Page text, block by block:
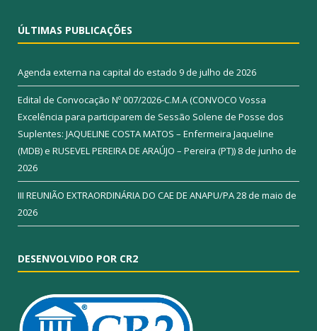
ÚLTIMAS PUBLICAÇÕES
Agenda externa na capital do estado 9 de julho de 2026
Edital de Convocação Nº 007/2026-C.M.A (CONVOCO Vossa
Excelência para participarem de Sessão Solene de Posse dos
Suplentes: JAQUELINE COSTA MATOS – Enfermeira Jaqueline
(MDB) e RUSEVEL PEREIRA DE ARAÚJO – Pereira (PT)) 8 de junho de
2026
III REUNIÃO EXTRAORDINÁRIA DO CAE DE ANAPU/PA28 de maio de
2026
DESENVOLVIDO POR CR2